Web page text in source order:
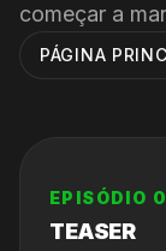
começar a
PÁGINA
EPISÓDIO 0
TEASER